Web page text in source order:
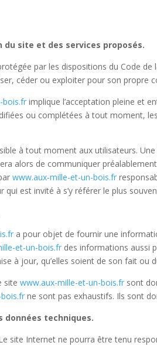
du site et des services proposés.
par les dispositions du Code
céder ou exploiter pour son propre
bois.fr implique l’acceptation pleine et
ou complétées à tout moment,
à tout moment aux utilisateurs.
alors de communiquer
www.aux-mille-et-un-bois.fr
qui est invité à s’y référer le plus
a pour objet de fournir une
et-un-bois.fr des informations aussi
à jour, qu’elles soient de son fait
sitewww.aux-mille-et-un-bois.fr sont
ne sont pas exhaustifs. Ils sont
techniques.
site Internet ne pourra être tenu